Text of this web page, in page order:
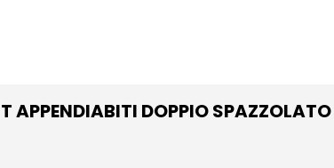
APPENDIABITI DOPPIO SPAZZOLATO